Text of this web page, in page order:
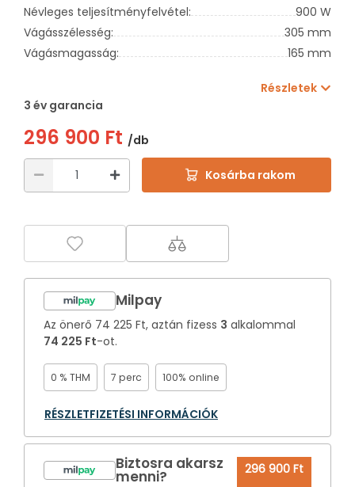
Névleges teljesítményfelvétel:
900 W
Vágásszélesség:
305 mm
Vágásmagasság:
165 mm
Részletek
3 év garancia
296 900 Ft /db
Kosárba rakom
Milpay
Az önerő 74 225 Ft, aztán fizess 3 alkalommal
74 225 Ft-ot.
0 % THM 7 perc 100% online
RÉSZLETFIZETÉSI INFORMÁCIÓK
Biztosra akarsz
menni? 296 900 Ft